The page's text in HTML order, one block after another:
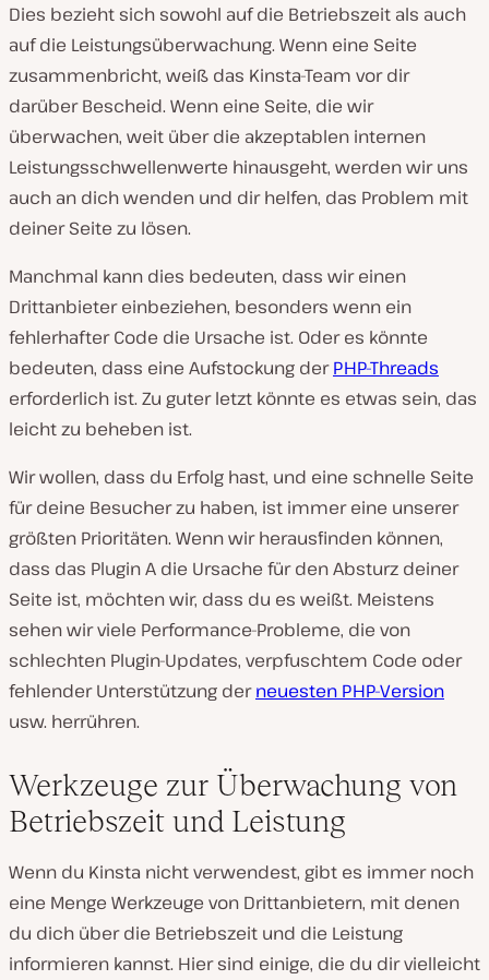
Dies bezieht sich sowohl auf die Betriebszeit als auch
auf die Leistungsüberwachung. Wenn eine Seite
zusammenbricht, weiß das Kinsta-Team vor dir
darüber Bescheid. Wenn eine Seite, die wir
überwachen, weit über die akzeptablen internen
Leistungsschwellenwerte hinausgeht, werden wir uns
auch an dich wenden und dir helfen, das Problem mit
deiner Seite zu lösen.
Manchmal kann dies bedeuten, dass wir einen
Drittanbieter einbeziehen, besonders wenn ein
fehlerhafter Code die Ursache ist. Oder es könnte
bedeuten, dass eine Aufstockung derPHP-Threads
erforderlich ist. Zu guter letzt könnte es etwas sein, das
leicht zu beheben ist.
Wir wollen, dass du Erfolg hast, und eine schnelle Seite
für deine Besucher zu haben, ist immer eine unserer
größten Prioritäten. Wenn wir herausfinden können,
dass das Plugin A die Ursache für den Absturz deiner
Seite ist, möchten wir, dass du es weißt. Meistens
sehen wir viele Performance-Probleme, die von
schlechten Plugin-Updates, verpfuschtem Code oder
fehlender Unterstützung derneuesten PHP-Version
usw. herrühren.
Werkzeuge zur Überwachung von
Betriebszeit und Leistung
Wenn du Kinsta nicht verwendest, gibt es immer noch
eine Menge Werkzeuge von Drittanbietern, mit denen
du dich über die Betriebszeit und die Leistung
informieren kannst. Hier sind einige, die du dir vielleicht